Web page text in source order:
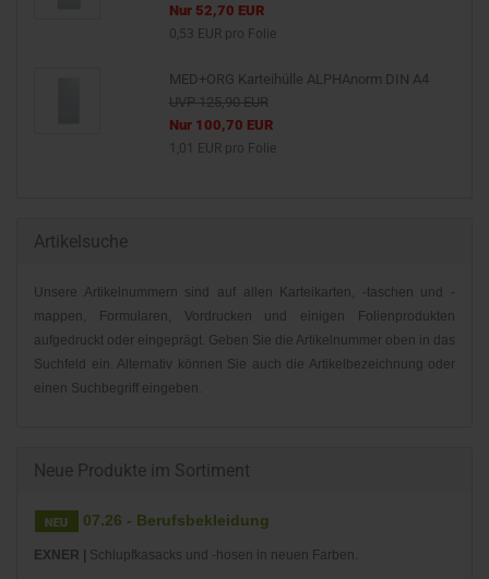
Nur 52,70 EUR
0,53 EUR pro Folie
MED+ORG Karteihülle ALPHAnorm DIN A4
UVP 125,90 EUR
Nur 100,70 EUR
1,01 EUR pro Folie
Artikelsuche
Unsere Artikelnummern sind auf allen Karteikarten, -taschen und -
mappen, Formularen, Vordrucken und einigen Folienprodukten
aufgedruckt oder eingeprägt. Geben Sie die Artikelnummer oben in das
Suchfeld ein. Alternativ können Sie auch die Artikelbezeichnung oder
einen Suchbegriff eingeben.
Neue Produkte im Sortiment
07.26 - Berufsbekleidung
EXNER | Schlupfkasacks und -hosen in neuen Farben.